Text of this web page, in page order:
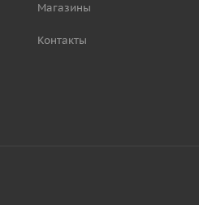
Магазины
Контакты